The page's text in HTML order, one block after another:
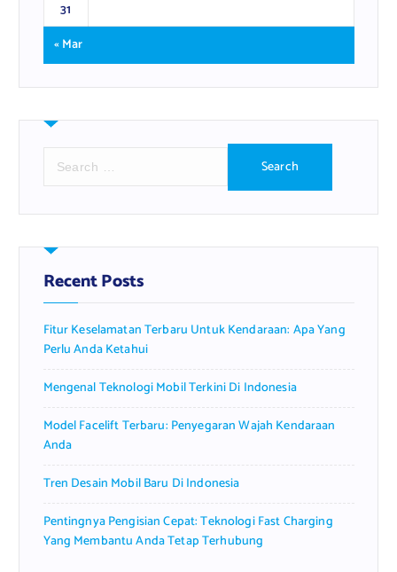
31
« Mar
r
h
f
o
:
Recent Posts
Fitur Keselamatan Terbaru Untuk Kendaraan: Apa Yang
Perlu Anda Ketahui
Mengenal Teknologi Mobil Terkini Di Indonesia
Model Facelift Terbaru: Penyegaran Wajah Kendaraan
Anda
Tren Desain Mobil Baru Di Indonesia
Pentingnya Pengisian Cepat: Teknologi Fast Charging
Yang Membantu Anda Tetap Terhubung